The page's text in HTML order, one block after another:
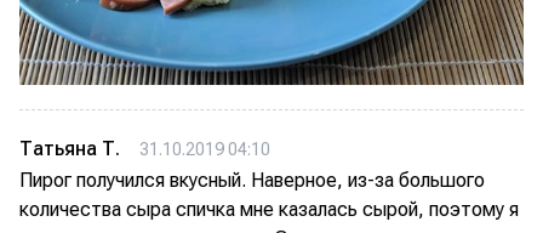
Татьяна Т. 31.10.2019 04:10
Пирог получился вкусный. Наверное, из-за большого
количества сыра спичка мне казалась сырой, поэтому я